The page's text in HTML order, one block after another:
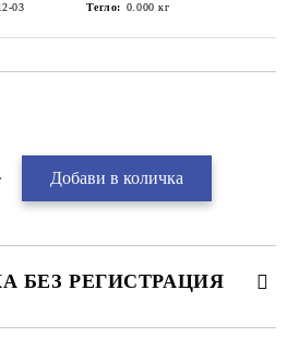
03 Тегло: 0.000 кг
БЕЗ РЕГИСТРАЦИЯ